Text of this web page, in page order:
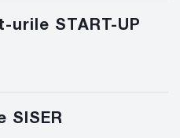
urile START-UP
SISER